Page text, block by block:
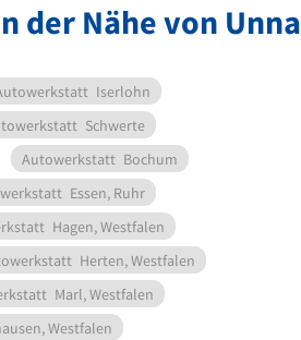
der Nähe von Unna
Iserlohn
Schwerte
Autowerkstatt Bochum
Essen, Ruhr
Hagen, Westfalen
Herten, Westfalen
Marl, Westfalen
Westfalen